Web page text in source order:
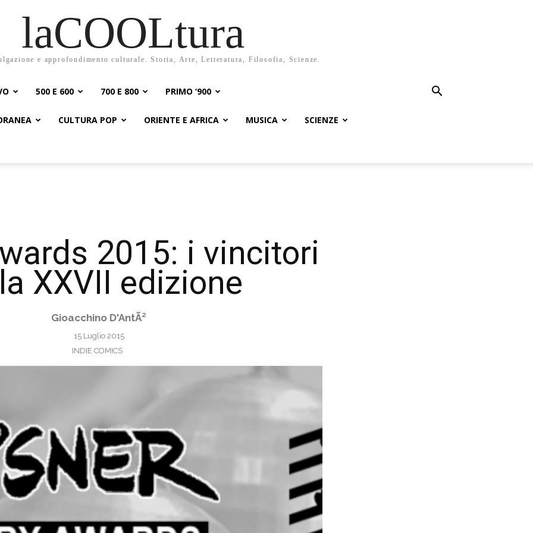
laCOOLtura
e approfondimento culturale. Storia, Arte, Letteratura, Filosofia, Scienze.
500 E 600 700 E 800 PRIMO ‘900
CULTURA POP ORIENTE E AFRICA MUSICA SCIENZE
2015: i vincitori
XXVII edizione
Gioacchino D'AntÃ²
15 Luglio 2015
INDIE COMICS